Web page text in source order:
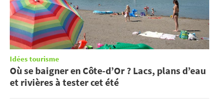
Idées tourisme
Où se baigner en Côte-d’Or ? Lacs, plans d’eau
et rivières à tester cet été